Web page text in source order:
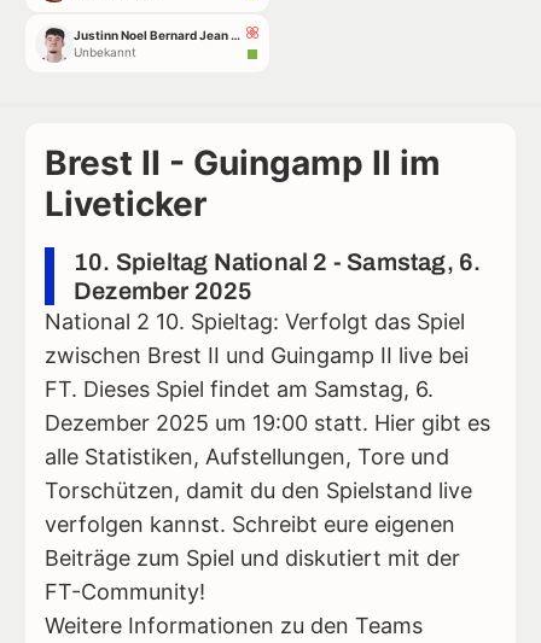
Justinn Noel Bernard Jean Bourgault
Unbekannt
Brest II - Guingamp II im
Liveticker
10. Spieltag National 2 - Samstag, 6.
Dezember 2025
National 2 10. Spieltag: Verfolgt das Spiel
zwischen Brest II und Guingamp II live bei
FT. Dieses Spiel findet am Samstag, 6.
Dezember 2025 um 19:00 statt. Hier gibt es
alle Statistiken, Aufstellungen, Tore und
Torschützen, damit du den Spielstand live
verfolgen kannst. Schreibt eure eigenen
Beiträge zum Spiel und diskutiert mit der
FT-Community!
Weitere Informationen zu den Teams